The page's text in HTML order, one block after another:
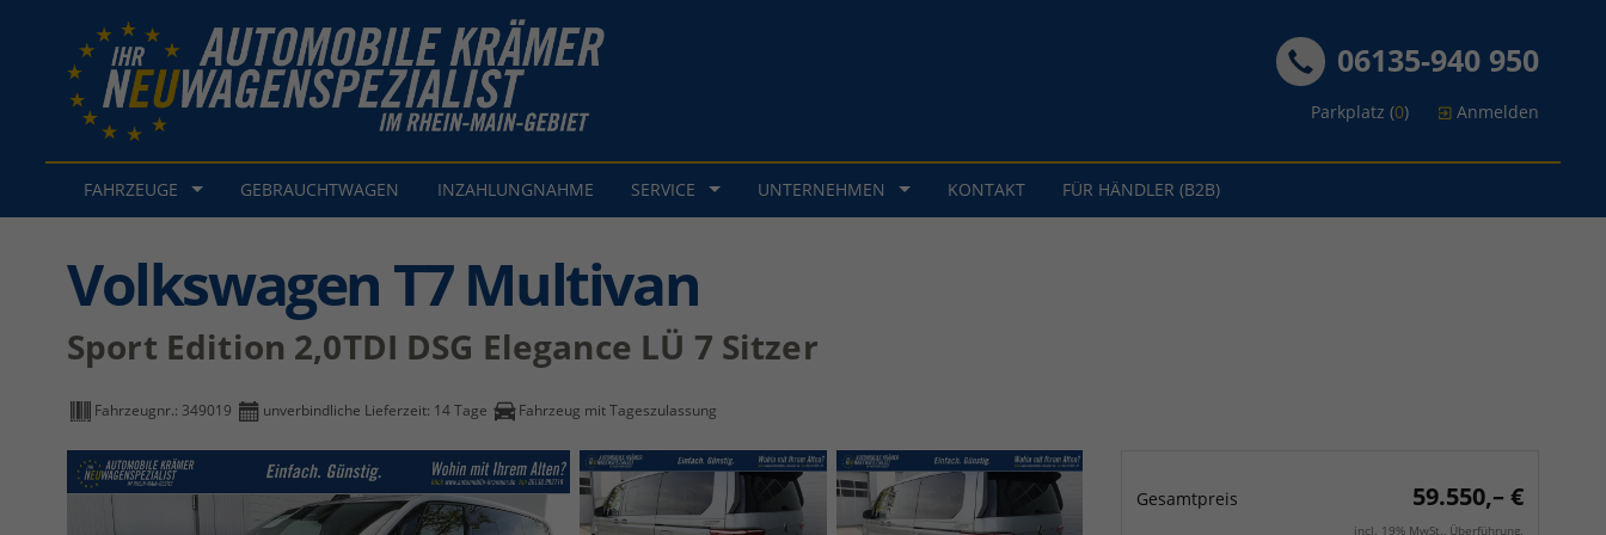
06135-940 950
Parkplatz (0) Anmelden
FAHRZEUGE GEBRAUCHTWAGEN INZAHLUNGNAHME SERVICE UNTERNEHMEN KONTAKT FÜR HÄNDLER (B2B)
Volkswagen T7 Multivan
Sport Edition 2,0TDI DSG Elegance LÜ 7 Sitzer
Fahrzeugnr.: 349019 unverbindliche Lieferzeit: 14 Tage Fahrzeug mit Tageszulassung
Gesamtpreis 59.550,– €
incl. 19% MwSt., Überführung.